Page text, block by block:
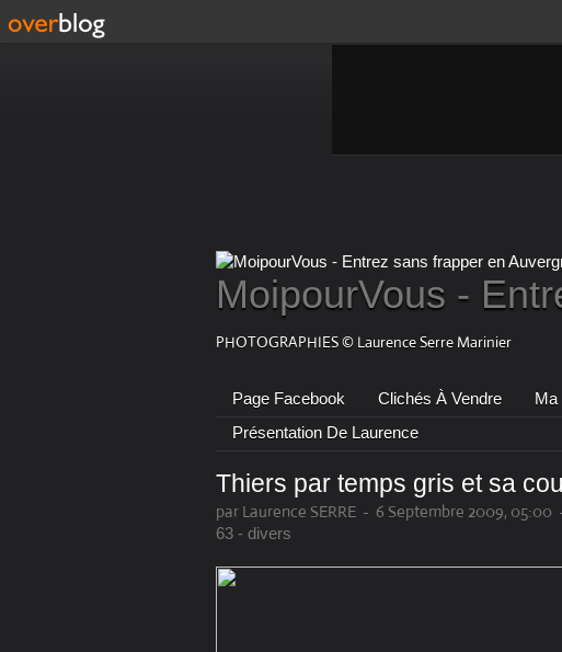
MoipourVous -
PHOTOGRAPHIES © Laurence Serre Marinier
Page Facebook Clichés À Vendre Ma
Présentation De Laurence
Thiers par temps gris et sa
par Laurence SERRE - 6 Septembre 2009, 05:00
63 - divers